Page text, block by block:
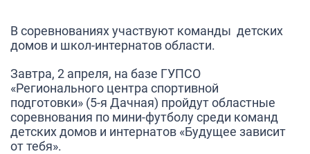
В соревнованиях участвуют команды детских
домов и школ-интернатов области.
Завтра, 2 апреля, на базе ГУПСО
«Регионального центра спортивной
подготовки» (5-я Дачная) пройдут областные
соревнования по мини-футболу среди команд
детских домов и интернатов «Будущее зависит
от тебя».